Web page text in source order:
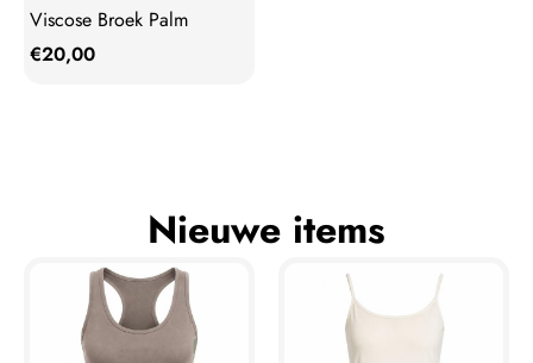
Viscose Broek Palm
€20,00
Nieuwe items